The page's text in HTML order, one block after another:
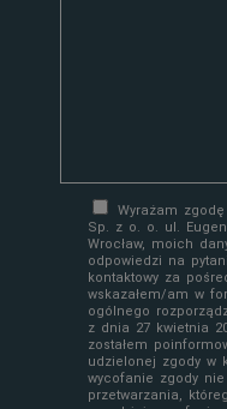
Wyrażam
Sp. z o. o. ul.
Wrocław, moich
odpowiedzi na
kontaktowy za
wskazałem/am w
ogólnego
z dnia 27 kwietnia
zostałem
udzielonej zgody w
wycofanie zgody
przetwarzania,